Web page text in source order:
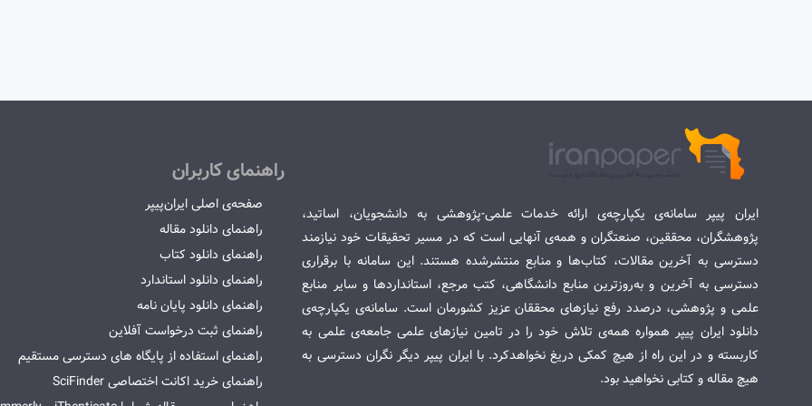
ایران پیپر سامانه‌ی یکپارچه‌ی ارائه خدمات علمی-پژوهشی به دانشجویان، اساتید،
پژوهشگران، محققین، صنعتگران و همه‌ی آنهایی است که در مسیر تحقیقات خود نیازمند
دسترسی به آخرین مقالات، کتاب‌ها و منابع منتشرشده هستند. این سامانه با برقراری
دسترسی به آخرین و به‌روزترین منابع دانشگاهی، کتب مرجع، استانداردها و سایر منابع
علمی و پژوهشی، درصدد رفع نیازهای محققان عزیز کشورمان است. سامانه‌ی یکپارچه‌ی
دانلود ایران پیپر همواره همه‌ی تلاش خود را در تامین نیازهای علمی جامعه‌ی علمی به
کاربسته و در این راه از هیچ کمکی دریغ نخواهدکرد. با ایران پیپر دیگر نگران دسترسی به
هیچ مقاله و کتابی نخواهید بود.
راهنمای کاربران
صفحه‌ی اصلی ایران‌پیپر
راهنمای دانلود مقاله
راهنمای دانلود کتاب
راهنمای دانلود استاندارد
راهنمای دانلود پایان نامه
راهنمای ثبت درخواست آفلاین
راهنمای استفاده از پایگاه های دسترسی مستقیم
راهنمای خرید اکانت اختصاصی SciFinder